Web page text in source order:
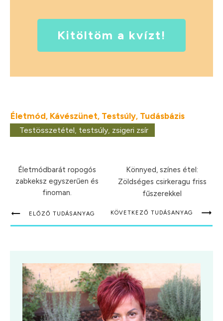
Kitöltöm a kvízt!
Életmód, Kávészünet, Testsúly, Tudásbázis
Testösszetétel, testsúly, zsigeri zsír
Életmódbarát ropogós
zabkeksz egyszerűen és
finoman.
Könnyed, színes étel:
Zöldséges csirkeragu friss
fűszerekkel
ELŐZŐ TUDÁSANYAG KÖVETKEZŐ TUDÁSANYAG